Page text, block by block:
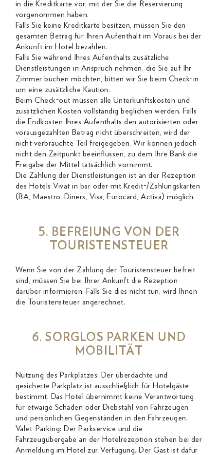
in die Kreditkarte vor, mit der Sie die Reservierung
vorgenommen haben.
Falls Sie keine Kreditkarte besitzen, müssen Sie den
gesamten Betrag für Ihren Aufenthalt im Voraus bei der
Ankunft im Hotel bezahlen.
Falls Sie während Ihres Aufenthalts zusätzliche
Dienstleistungen in Anspruch nehmen, die Sie auf Ihr
Zimmer buchen möchten, bitten wir Sie beim Check-in
um eine zusätzliche Kaution.
Beim Check-out müssen alle Unterkunftskosten und
zusätzlichen Kosten vollständig beglichen werden. Falls
die Endkosten Ihres Aufenthalts den autorisierten oder
vorausgezahlten Betrag nicht überschreiten, wird der
nicht verbrauchte Teil freigegeben. Wir können jedoch
nicht den Zeitpunkt beeinflussen, zu dem Ihre Bank die
Freigabe der Mittel tatsächlich vornimmt.
Die Zahlung der Dienstleistungen ist an der Rezeption
des Hotels Vivat in bar oder mit Kredit-/Zahlungskarten
(BA, Maestro, Diners, Visa, Eurocard, Activa) möglich.
5. BEFREIUNG VON DER
TOURISTENSTEUER
Wenn Sie von der Zahlung der Touristensteuer befreit
sind, müssen Sie bei Ihrer Ankunft die Rezeption
darüber informieren. Falls Sie dies nicht tun, wird Ihnen
die Touristensteuer angerechnet.
6. SORGLOS PARKEN UND
MOBILITÄT
Nutzung des Parkplatzes: Der überdachte und
gesicherte Parkplatz ist ausschließlich für Hotelgäste
bestimmt. Das Hotel übernimmt keine Verantwortung
für etwaige Schäden oder Diebstahl von Fahrzeugen
und persönlichen Gegenständen in den Fahrzeugen.
Valet-Parking: Der Parkservice und die
Fahrzeugübergabe an der Hotelrezeption stehen bei der
Anmeldung im Hotel zur Verfügung. Der Gast ist dafür